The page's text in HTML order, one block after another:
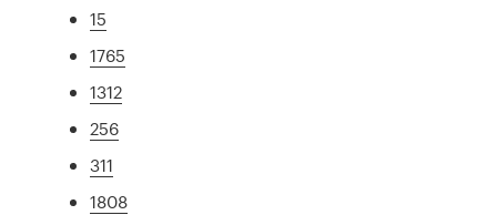
15
1765
1312
256
311
1808